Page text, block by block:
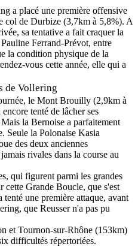
a placé une première offensive
col de Durbize (3,7km à 5,8%). A
sa tentative a fait craquer la
Ferrand-Prévot, entre
la condition physique de la
vous cette année, elle qui a
de Vollering
le Mont Brouilly (2,9km à
tenté de lâcher ses
la Bernoise a parfaitement
Seule la Polonaise Kasia
des deux anciennes
rivales dans la course au
qui figurent parmi les grandes
Grande Boucle, que s'est
une première attaque, avant
que Reusser n'a pas pu
et Tournon-sur-Rhône (153km)
difficultés répertoriées.